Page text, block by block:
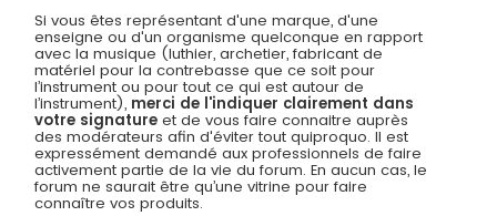
Si vous êtes représentant d'une marque, d'une
enseigne ou d'un organisme quelconque en rapport
avec la musique (luthier, archetier, fabricant de
matériel pour la contrebasse que ce soit pour
l’instrument ou pour tout ce qui est autour de
l’instrument), merci de l'indiquer clairement dans
votre signature et de vous faire connaitre auprès
des modérateurs afin d'éviter tout quiproquo. Il est
expressément demandé aux professionnels de faire
activement partie de la vie du forum. En aucun cas, le
forum ne saurait être qu’une vitrine pour faire
connaître vos produits.